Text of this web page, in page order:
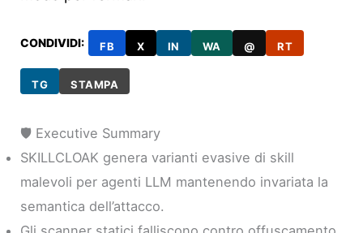
CONDIVIDI: FB X IN WA @ RT
TG STAMPA
🛡️ Executive Summary
SKILLCLOAK genera varianti evasive di skill
malevoli per agenti LLM mantenendo invariata la
semantica dell’attacco.